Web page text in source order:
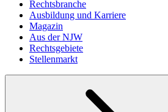
Rechtsbranche
Ausbildung und Karriere
Magazin
Aus der NJW
Rechtsgebiete
Stellenmarkt